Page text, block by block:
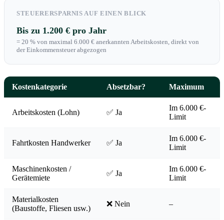
STEUERERSPARNIS AUF EINEN BLICK
Bis zu 1.200 € pro Jahr
= 20 % von maximal 6.000 € anerkannten Arbeitskosten, direkt von
der Einkommensteuer abgezogen
Kostenkategorie Absetzbar? Maximum
Arbeitskosten (Lohn) ✅ Ja
Im 6.000 €-
Limit
Fahrtkosten Handwerker ✅ Ja
Im 6.000 €-
Limit
Maschinenkosten /
Gerätemiete
✅ Ja
Im 6.000 €-
Limit
Materialkosten
(Baustoffe, Fliesen usw.)
❌ Nein –